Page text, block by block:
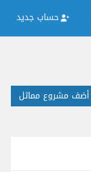
حساب جديد
أضف مشروع مماثل